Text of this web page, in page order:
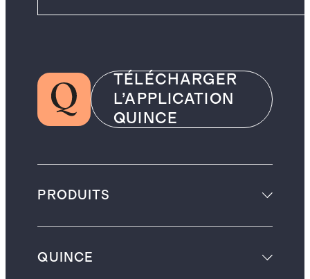
TÉLÉCHARGER
L’APPLICATION
QUINCE
PRODUITS
QUINCE